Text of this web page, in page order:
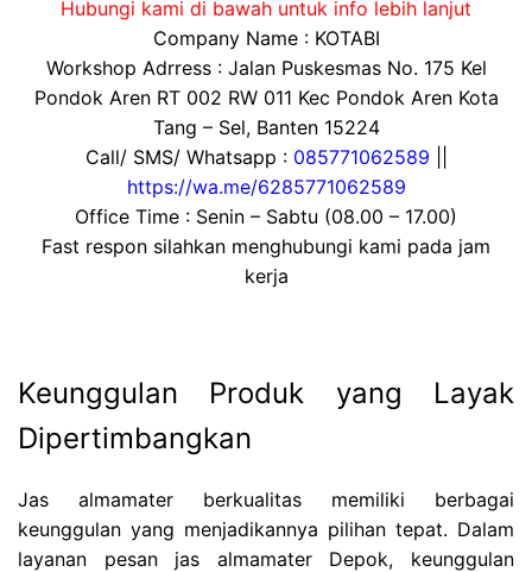
Hubungi kami di bawah untuk info lebih lanjut
Company Name : KOTABI
Workshop Adrress : Jalan Puskesmas No. 175 Kel
Pondok Aren RT 002 RW 011 Kec Pondok Aren Kota
Tang – Sel, Banten 15224
Call/ SMS/ Whatsapp : 085771062589
https://wa.me/6285771062589
Office Time : Senin – Sabtu (08.00 – 17.00)
Fast respon silahkan menghubungi kami pada jam
kerja
Keunggulan Produk yang Layak
Dipertimbangkan
Jas almamater berkualitas memiliki berbagai
keunggulan yang menjadikannya pilihan tepat. Dalam
layanan pesan jas almamater Depok, keunggulan